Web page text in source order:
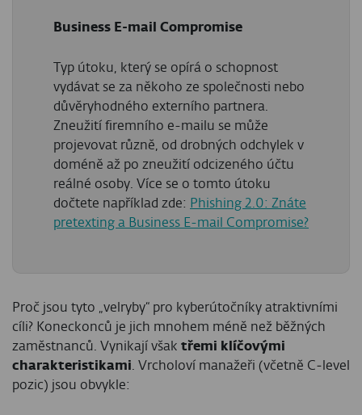
Business E-mail Compromise
Typ útoku, který se opírá o schopnost
vydávat se za někoho ze společnosti nebo
důvěryhodného externího partnera.
Zneužití firemního e-mailu se může
projevovat různě, od drobných odchylek v
doméně až po zneužití odcizeného účtu
reálné osoby. Více se o tomto útoku
dočtete například zde: Phishing 2.0: Znáte
pretexting a Business E-mail Compromise?
Proč jsou tyto „velryby“ pro kyberútočníky atraktivními
cíli? Koneckonců je jich mnohem méně než běžných
zaměstnanců. Vynikají však třemi klíčovými
charakteristikami. Vrcholoví manažeři (včetně C‑level
pozic) jsou obvykle: